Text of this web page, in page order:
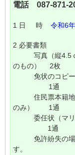
電話 087-871-
1 日 時 令和6
2 必要書類
写真（縦4.5ｃ
のもの） 2枚
免状のコピー
1通
住民票本籍地入
のみ） 1通
委任状（マリー
1通
免許紛失の場合
す。